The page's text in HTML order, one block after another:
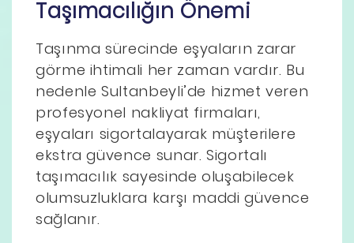
Taşımacılığın Önemi
Taşınma sürecinde eşyaların zarar
görme ihtimali her zaman vardır. Bu
nedenle Sultanbeyli’de hizmet veren
profesyonel nakliyat firmaları,
eşyaları sigortalayarak müşterilere
ekstra güvence sunar. Sigortalı
taşımacılık sayesinde oluşabilecek
olumsuzluklara karşı maddi güvence
sağlanır.